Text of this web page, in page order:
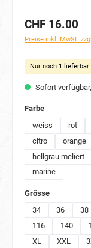
CHF 16.00
Preise inkl. MwSt.
Nur noch 1 lieferbar
Sofort
Farbeauswählen
weiss
rot
citro
orange
hellgrau meliert
marine
Grösseauswählen
34
36 38
116
140
XL
XXL